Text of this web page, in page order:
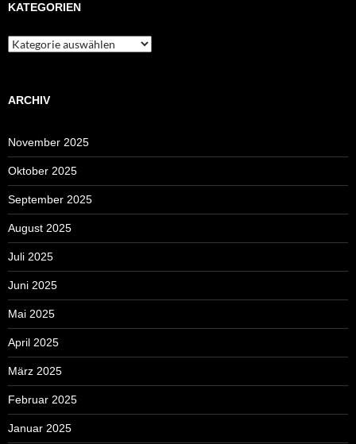
KATEGORIEN
Kategorien
ARCHIV
November 2025
Oktober 2025
September 2025
August 2025
Juli 2025
Juni 2025
Mai 2025
April 2025
März 2025
Februar 2025
Januar 2025